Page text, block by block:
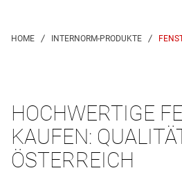
HOCHWERTIGE
KAUFEN:
ÖSTERREICH